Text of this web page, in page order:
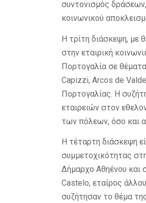
συντονισμός
κοινωνικού
Η τρίτη διάσκεψη, με
στην εταιρική
Πορτογαλία σε θέματα
Capizzi, Arcos de
Πορτογαλίας. Η
εταιρειών στον
των πόλεων, όσο και
Η τέταρτη διάσκεψη
συμμετοχικότητας
Δήμαρχο Αθηένου και
Castelo, εταίρος
συζήτησαν το θέμα